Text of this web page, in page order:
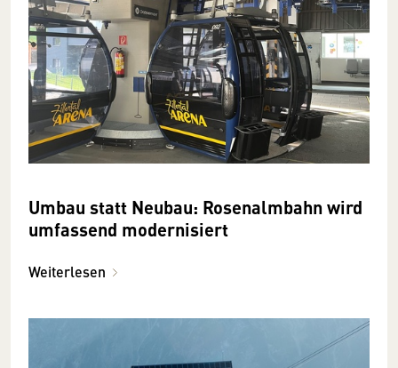
Umbau statt Neubau: Rosenalmbahn wird
umfassend modernisiert
Weiterlesen